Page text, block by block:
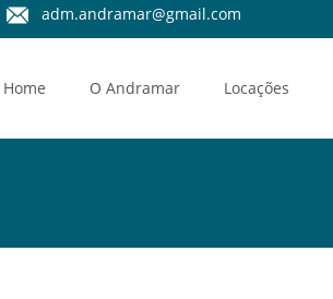
adm.andramar@gmail.com
Home O Andramar Locações